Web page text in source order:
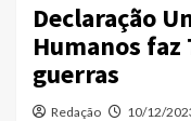
Declaração
Humanos faz
guerras
Redação 10/12/